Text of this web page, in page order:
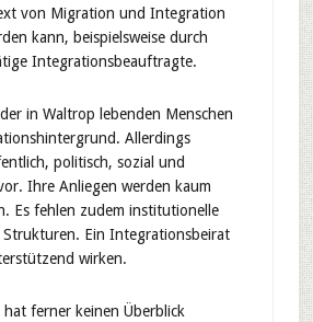
von Migration und Integration
kann, beispielsweise durch
Integrationsbeauftragte.
in Waltrop lebenden Menschen
Allerdings
politisch, sozial und
Ihre Anliegen werden kaum
Es fehlen zudem institutionelle
Strukturen. Ein Integrationsbeirat
wirken.
ferner keinen Überblick